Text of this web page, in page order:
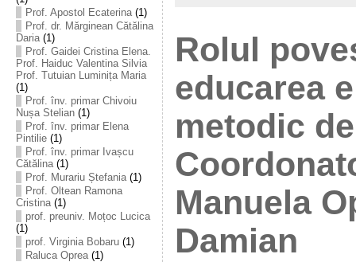
Prof. Apostol Ecaterina(1)
Prof. dr. Mărginean Cătălina
Daria(1)
Prof. Gaidei Cristina Elena.
Prof. Haiduc Valentina Silvia
Prof. Tutuian Luminița Maria
(1)
Prof. înv. primar Chivoiu
Nușa Stelian(1)
Prof. înv. primar Elena
Pintilie(1)
Prof. înv. primar Ivașcu
Cătălina(1)
Prof. Murariu Ștefania(1)
Prof. Oltean Ramona
Cristina(1)
prof. preuniv. Moțoc Lucica
(1)
prof. Virginia Bobaru(1)
Raluca Oprea(1)
Rolul
educarea
metodic
Manuela
Damian